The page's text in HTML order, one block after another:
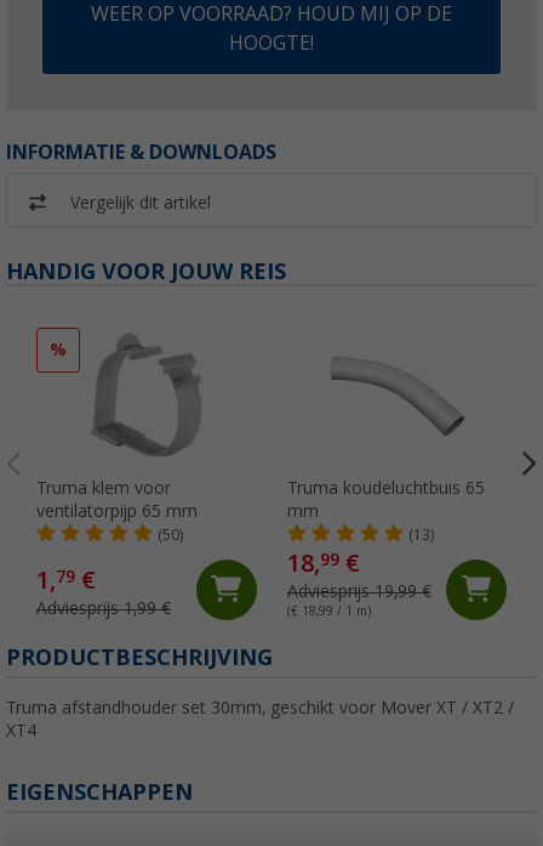
WEER OP VOORRAAD? HOUD MIJ OP DE
HOOGTE!
INFORMATIE & DOWNLOADS
Vergelijk dit artikel
HANDIG VOOR JOUW REIS
%
Truma klem voor
ventilatorpijp 65 mm
(50)
1,79 €
Adviesprijs 1,99 €
Truma koudeluchtbuis 65
mm
(13)
18,99€
Adviesprijs 19,99 €
(€ 18,99 / 1 m)
PRODUCTBESCHRIJVING
Truma afstandhouder set 30mm, geschikt voor Mover XT / XT2 /
XT4
EIGENSCHAPPEN